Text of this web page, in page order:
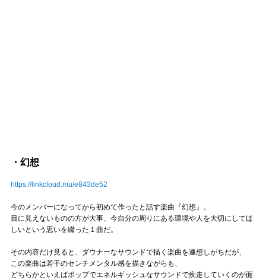
・幻想
https://linkcloud.mu/e843de52
今のメンバーになってから初めて作ったと話す楽曲『幻想』。
目に見えないものの方が大事、今自分の周りにある環境や人を大切にしてほ
しいという思いを綴った１曲だ。
その内容だけ見ると、ダウナーなサウンドで描く楽曲を連想しがちだが、
この楽曲は若干のセンチメンタル感を描きながらも、
どちらかといえばポップでエネルギッシュなサウンドで疾走していくのが面